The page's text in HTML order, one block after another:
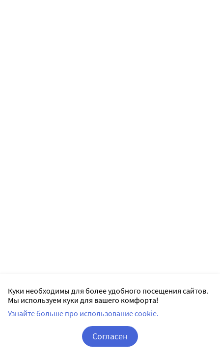
Куки необходимы для более удобного посещения сайтов.
Мы используем куки для вашего комфорта!
Узнайте больше про использование cookie.
Согласен